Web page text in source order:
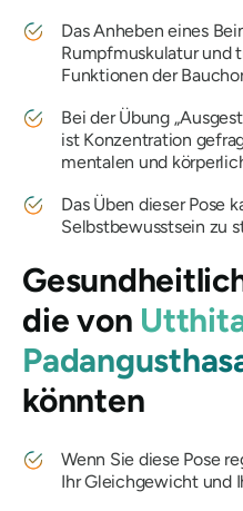
Das Anheben eines
Rumpfmuskulatur und
Funktionen der
Bei der Übung
ist Konzentration
mentalen und
Das Üben dieser Pose
Selbstbewusstsein zu
die von
könnten
Wenn Sie diese Pose
Ihr Gleichgewicht und